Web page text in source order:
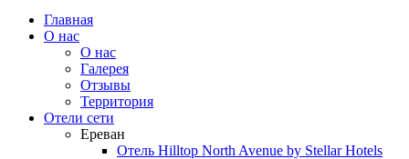
Главная
О нас
О нас
Галерея
Отзывы
Территория
Отели сети
Ереван
Отель Hilltop North Avenue by Stellar Hotels